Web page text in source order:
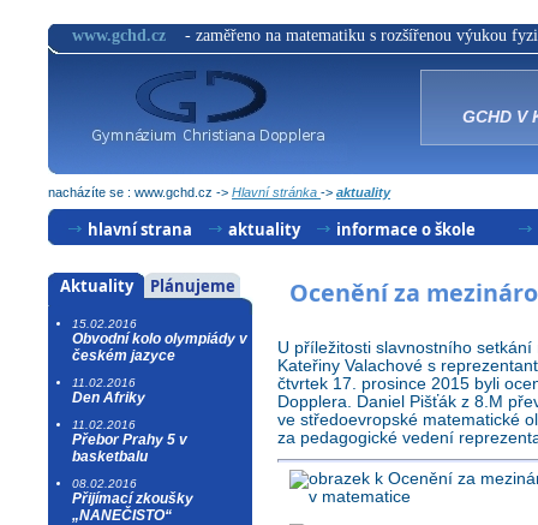
www.gchd.cz - zaměřeno na matematiku s rozšířenou výukou
GCHD V
nacházíte se : www.gchd.cz -> Hlavní stránka -> aktuality
hlavní strana
aktuality
úspěchy
archiv
informace o škole
komise
přijímací řízení
studijní obory
učební plány
třídy
Aktuality Plánujeme
15.02.2016
Obvodní kolo olympiády v
českém jazyce
11.02.2016
Den Afriky
11.02.2016
Přebor Prahy 5 v
basketbalu
08.02.2016
Přijímací zkoušky
„NANEČISTO“
Ocenění za
U příležitosti slavnostního
Kateřiny Valachové s
čtvrtek 17. prosince 2015 byli
Dopplera. Daniel Pišťák z 8.M
ve středoevropské matematické
za pedagogické vedení